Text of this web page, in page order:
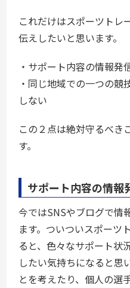
これだけはスポーツトレ
伝えしたいと思います。
・サポート内容の情報発
・同じ地域での一つの競
しない
この２点は絶対守るべき
す。
サポート内容の情報
今ではSNSやブログで情
ます。ついついスポーツ
ると、色々なサポート状
したい気持ちになると思
とを考えたり、個人の選